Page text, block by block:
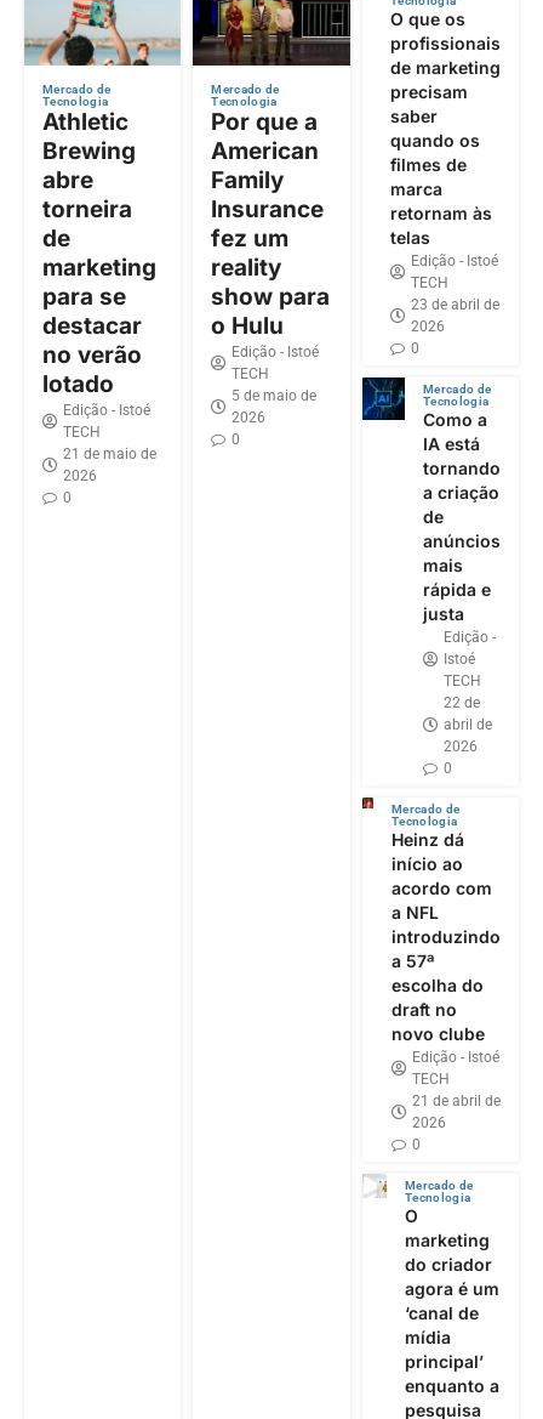
Mercado de
Tecnologia
Athletic
Brewing
abre
torneira
de
marketing
para se
destacar
no verão
lotado
Edição - Istoé
TECH
21 de maio de
2026
0
Mercado de
Tecnologia
Por que a
American
Family
Insurance
fez um
reality
show para
o Hulu
Edição - Istoé
TECH
5 de maio de
2026
0
O que os
profissionais
de marketing
precisam
saber
quando os
filmes de
marca
retornam às
telas
Edição - Istoé
TECH
23 de abril de
2026
0
Mercado de
Tecnologia
Como a
IA está
tornando
a criação
de
anúncios
mais
rápida e
justa
Edição -
Istoé
TECH
22 de
abril de
2026
0
Mercado de
Tecnologia
Heinz dá
início ao
acordo com
a NFL
introduzindo
a 57ª
escolha do
draft no
novo clube
Edição - Istoé
TECH
21 de abril de
2026
0
Mercado de
Tecnologia
O
marketing
do criador
agora é um
‘canal de
mídia
principal’
enquanto a
pesquisa